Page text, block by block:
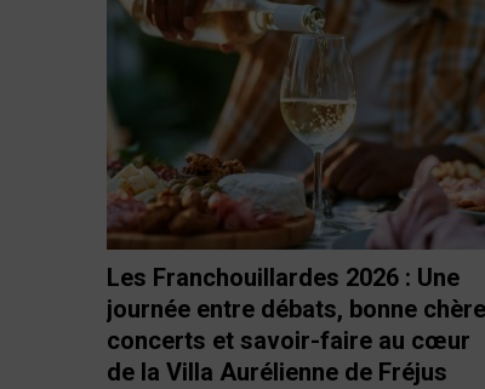
Les Franchouillardes 2026 : Une
journée entre débats, bonne
concerts et savoir-faire au cœur
de la Villa Aurélienne de Fréjus